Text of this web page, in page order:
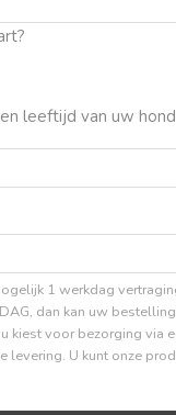
leeftijd van uw
1 werkdag
dan kan uw
kiest voor bezorging via
U kunt onze